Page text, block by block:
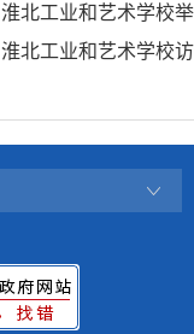
淮北工业和艺术学校
淮北工业和艺术学校